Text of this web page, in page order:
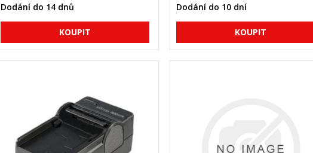
Dodání do 14 dnů Dodání do 10 dní